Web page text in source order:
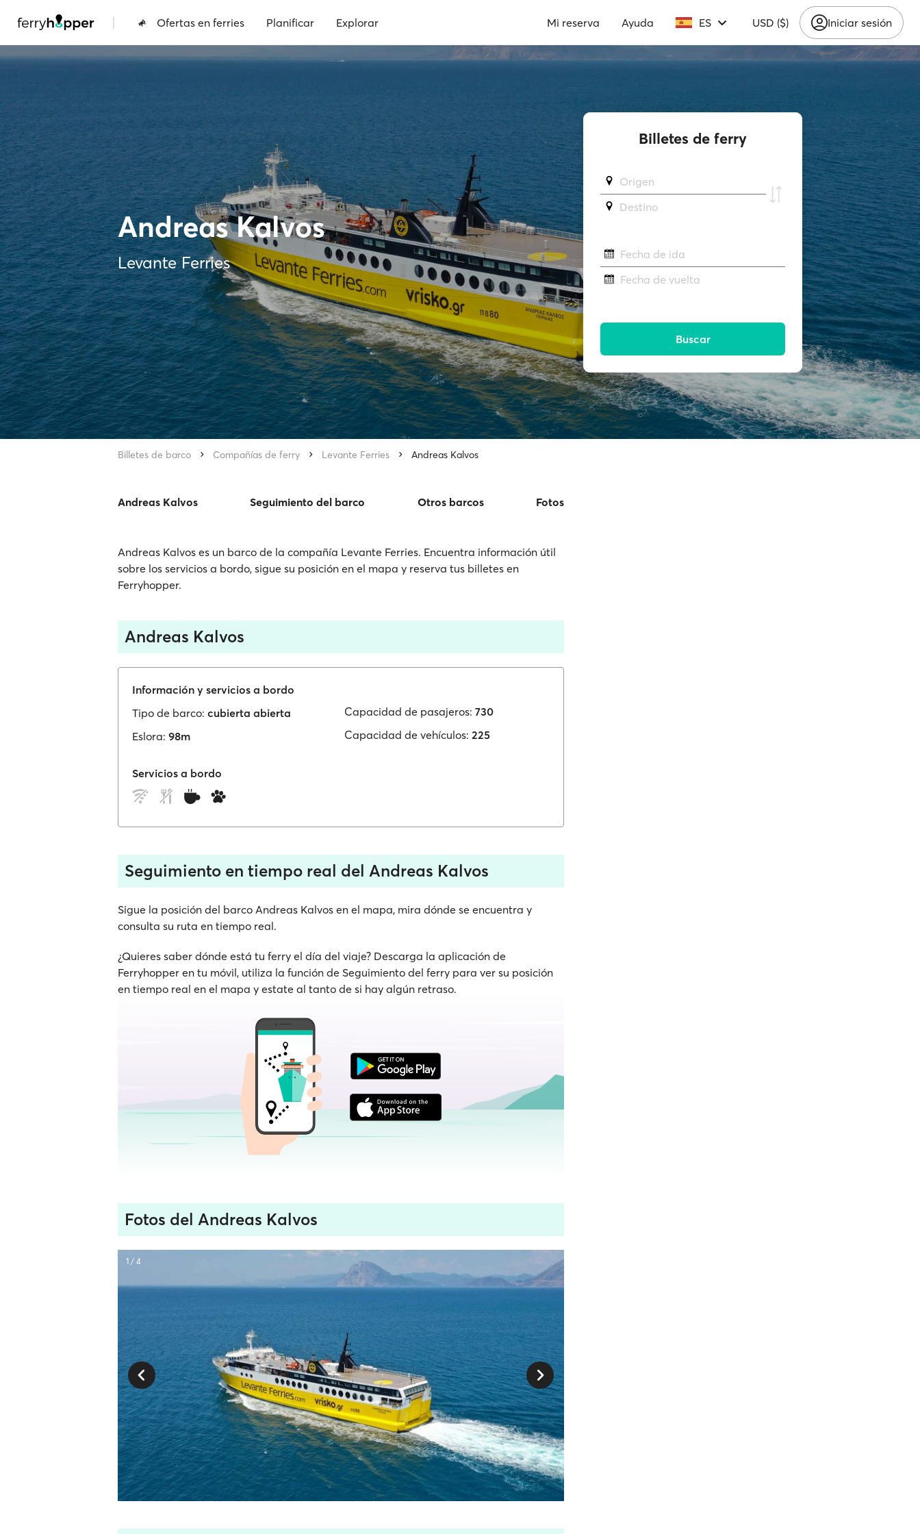
| Ofertas en ferries Planificar Explorar Mi reserva Ayuda ES USD ($) Iniciar sesión
Andreas Kalvos
Levante Ferries
Billetes de barco Compañías de ferry Levante Ferries Andreas Kalvos
Andreas Kalvos Seguimiento del barco Otros barcos Fotos
Andreas Kalvos es un barco de la compañía Levante Ferries. Encuentra información útil
sobre los servicios a bordo, sigue su posición en el mapa y reserva tus billetes en
Ferryhopper.
Andreas Kalvos
Información y servicios a bordo
Tipo de barco: cubierta abierta
Eslora: 98m
Capacidad de pasajeros: 730
Capacidad de vehículos: 225
Servicios a bordo
Seguimiento en tiempo real del Andreas Kalvos
Sigue la posición del barco Andreas Kalvos en el mapa, mira dónde se encuentra y
consulta su ruta en tiempo real.
¿Quieres saber dónde está tu ferry el día del viaje? Descarga la aplicación de
Ferryhopper en tu móvil, utiliza la función de Seguimiento del ferry para ver su posición
en tiempo real en el mapa y estate al tanto de si hay algún retraso.
Fotos del Andreas Kalvos
1 / 4
Billetes de ferry
Origen
Destino
Fecha de ida
Fecha de vuelta
Buscar